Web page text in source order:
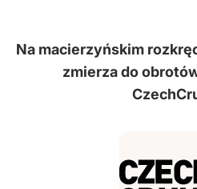
Na macierzyńskim
zmierza do